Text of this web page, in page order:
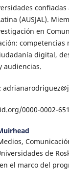
(AUSJAL).
en
competencias
digital,
audiencias.
0000-0002-
de
el marco del